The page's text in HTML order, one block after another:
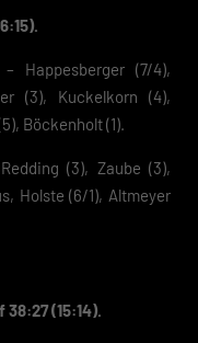
Happesberger (7/4),
(3), Kuckelkorn (4),
Böckenholt (1).
(3), Zaube (3),
Holste (6/1), Altmeyer
38:27 (15:14).